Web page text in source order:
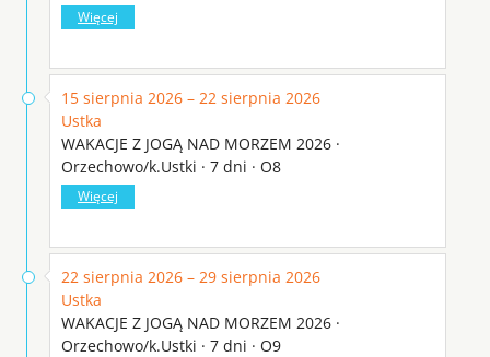
Więcej
15 sierpnia 2026 – 22 sierpnia 2026
Ustka
WAKACJE Z JOGĄ NAD MORZEM 2026 ·
Orzechowo/k.Ustki · 7 dni · O8
Więcej
22 sierpnia 2026 – 29 sierpnia 2026
Ustka
WAKACJE Z JOGĄ NAD MORZEM 2026 ·
Orzechowo/k.Ustki · 7 dni · O9